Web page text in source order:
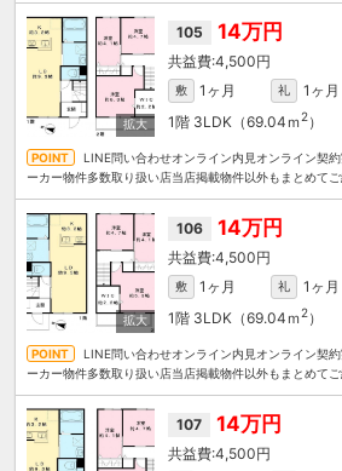
105 14万円
4,500円
敷 1ヶ月 礼
1ヶ月
1階 3LDK（69.04ｍ 2）
LINE問い合わせオンライン内見オンライン契
ーカー物件多数取り扱い店当店掲載物件以外もまとめてご
106 14万円
4,500円
敷 1ヶ月 礼
1ヶ月
1階 3LDK（69.04ｍ 2）
LINE問い合わせオンライン内見オンライン契
ーカー物件多数取り扱い店当店掲載物件以外もまとめてご
107 14万円
4,500円